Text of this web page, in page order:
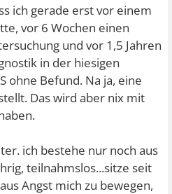
ich gerade erst vor einem
vor 6 Wochen einen
und vor 1,5 Jahren
in der hiesigen
ohne Befund. Na ja, eine
Das wird aber nix mit
ich bestehe nur noch aus
teilnahmslos...sitze seit
Angst mich zu bewegen,